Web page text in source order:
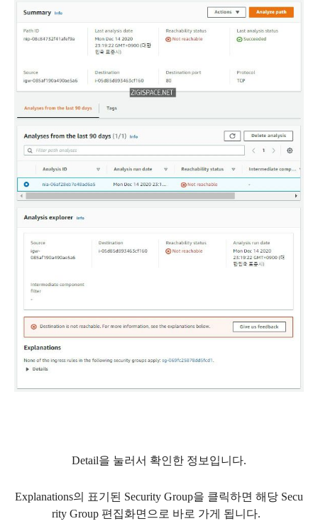
Detail을 눌러서 확인한 정보입니다.
Explanations의 표기된 Security Group을 클릭하면 해당 Secu
rity Group 편집화면으로 바로 가게 됩니다.